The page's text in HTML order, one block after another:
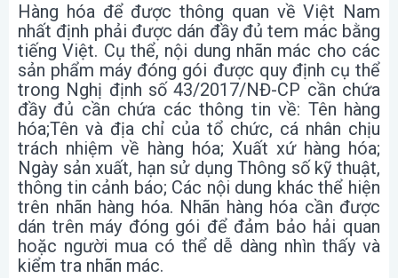
Hàng hóa để được thông quan về Việt Nam
nhất định phải được dán đầy đủ tem mác bằng
tiếng Việt. Cụ thể, nội dung nhãn mác cho các
sản phẩm máy đóng gói được quy định cụ thể
trong Nghị định số 43/2017/NĐ-CP cần chứa
đầy đủ cần chứa các thông tin về: Tên hàng
hóa;Tên và địa chỉ của tổ chức, cá nhân chịu
trách nhiệm về hàng hóa; Xuất xứ hàng hóa;
Ngày sản xuất, hạn sử dụng Thông số kỹ thuật,
thông tin cảnh báo; Các nội dung khác thể hiện
trên nhãn hàng hóa. Nhãn hàng hóa cần được
dán trên máy đóng gói để đảm bảo hải quan
hoặc người mua có thể dễ dàng nhìn thấy và
kiểm tra nhãn mác.